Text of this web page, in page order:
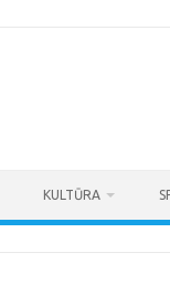
KULTŪRA